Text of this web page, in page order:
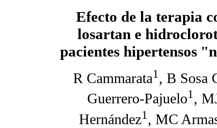
Efecto de la terapia
losartan e
pacientes hipertensos
R Cammarata1 , B Sosa
Guerrero-Pajuelo1 ,
Hernández1 , MC